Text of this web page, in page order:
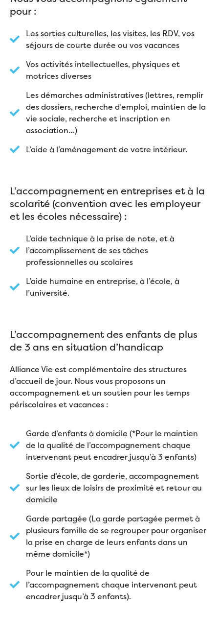
pour :
Les sorties culturelles, les visites, les RDV, vos
séjours de courte durée ou vos vacances
Vos activités intellectuelles, physiques et
motrices diverses
Les démarches administratives (lettres, remplir
des dossiers, recherche d’emploi, maintien de la
vie sociale, recherche et inscription en
association…)
L’aide à l’aménagement de votre intérieur.
L’accompagnement en entreprises et à la
scolarité (convention avec les employeur
et les écoles nécessaire) :
L’aide technique à la prise de note, et à
l’accomplissement de ses tâches
professionnelles ou scolaires
L’aide humaine en entreprise, à l’école, à
l’université.
L’accompagnement des enfants de plus
de 3 ans en situation d’handicap
Alliance Vie est complémentaire des structures
d’accueil de jour. Nous vous proposons un
accompagnement et un soutien pour les temps
périscolaires et vacances :
Garde d’enfants à domicile (*Pour le maintien
de la qualité de l’accompagnement chaque
intervenant peut encadrer jusqu’à 3 enfants)
Sortie d’école, de garderie, accompagnement
sur les lieux de loisirs de proximité et retour au
domicile
Garde partagée (La garde partagée permet à
plusieurs famille de se regrouper pour organiser
la prise en charge de leurs enfants dans un
même domicile*)
Pour le maintien de la qualité de
l’accompagnement chaque intervenant peut
encadrer jusqu’à 3 enfants).